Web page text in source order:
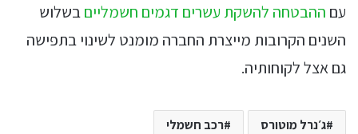
עם ההבטחה להשקת עשרים דגמים חשמלייםבשלוש
השנים הקרובות מייצרת החברה מומנט לשינוי בתפישה
גם אצל לקוחותיה.
ג׳נרל מוטורס רכב חשמלי